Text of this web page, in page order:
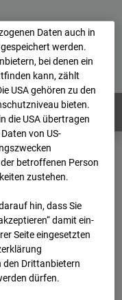
Login
-Cam4
Archiv
Daten auch in
werden.
bei denen ein
kann, zählt
USA gehören zu den
bieten.
die USA übertragen
von US-
betroffenen Person
zustehen.
hin, dass Sie
damit ein­
Seite eingesetzten
den Drittanbietern
dürfen.